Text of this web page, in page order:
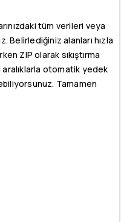
tüm verileri veya
Belirlediğiniz alanları hızla
ZIP olarak sıkıştırma
aralıklarla otomatik yedek
Tamamen